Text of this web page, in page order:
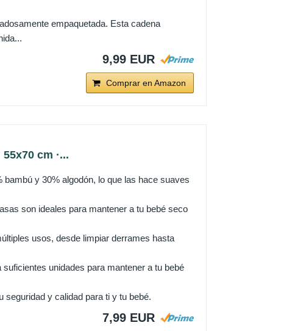
empaquetada. Esta cadena
9,99 EUR
Comprar en Amazon
cm ·...
y 30% algodón, lo que las hace suaves
son ideales para mantener a tu bebé seco
usos, desde limpiar derrames hasta
unidades para mantener a tu bebé
y calidad para ti y tu bebé.
7,99 EUR